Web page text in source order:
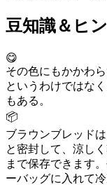
豆知識＆ヒ
😋
その色にもかかわ
というわけではな
もある。
📦
ブラウンブレッド
と密封して、涼し
まで保存できます
ーバッグに入れて